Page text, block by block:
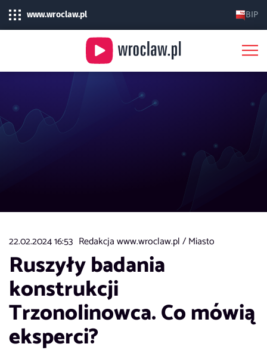
www.wroclaw.pl BIP
22.02.2024 16:53 Redakcja www.wroclaw.pl /Miasto
Ruszyły badania
konstrukcji
Trzonolinowca. Co mówią
eksperci?